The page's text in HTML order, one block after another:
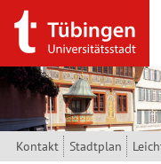
Direkt zum Inhalt
Kontakt Stadtplan